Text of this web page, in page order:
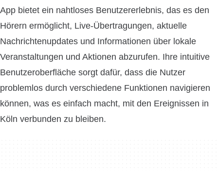
App bietet ein nahtloses Benutzererlebnis, das es den
Hörern ermöglicht, Live-Übertragungen, aktuelle
Nachrichtenupdates und Informationen über lokale
Veranstaltungen und Aktionen abzurufen. Ihre intuitive
Benutzeroberfläche sorgt dafür, dass die Nutzer
problemlos durch verschiedene Funktionen navigieren
können, was es einfach macht, mit den Ereignissen in
Köln verbunden zu bleiben.